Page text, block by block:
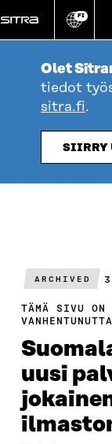
suoraan
sisältöön
Vaihda
kieli
FI
Olet
tiedot
sitra.fi.
SIIRRY
ARCHIVED
TÄMÄ SIVU
uusi